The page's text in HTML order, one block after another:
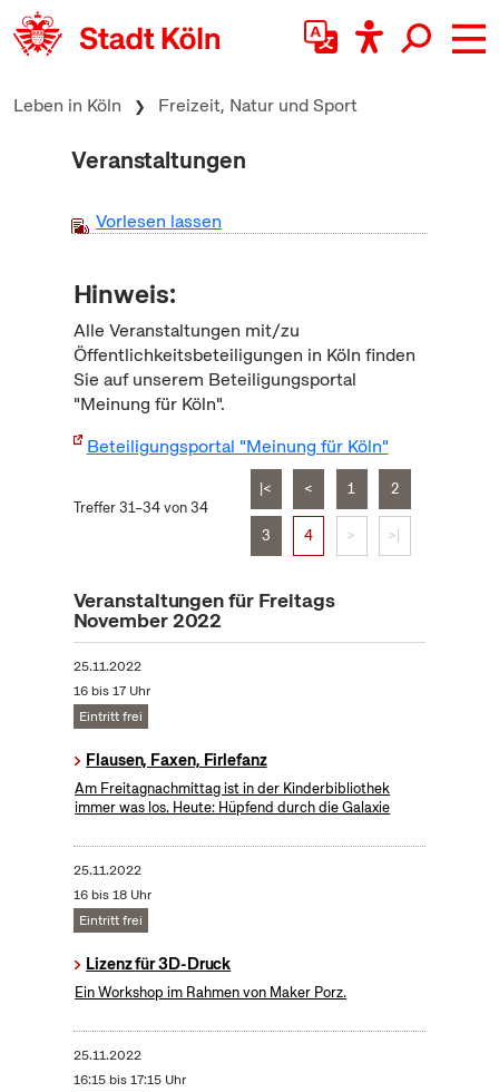
zum Inhalt springen
Leben in Köln Freizeit, Natur und Sport
Veranstaltungen
Vorlesen lassen
Hinweis:
Alle Veranstaltungen mit/zu
Öffentlichkeitsbeteiligungen in Köln finden
Sie auf unserem Beteiligungsportal
"Meinung für Köln".
Beteiligungsportal "Meinung für Köln"
Treffer 31–34 von 34
|< < 1 2
3 4 > >|
Veranstaltungen für Freitags
November 2022
25.11.2022
16 bis 17 Uhr
Eintritt frei
Flausen, Faxen, Firlefanz
Am Freitagnachmittag ist in der Kinderbibliothek
immer was los. Heute: Hüpfend durch die Galaxie
25.11.2022
16 bis 18 Uhr
Eintritt frei
Lizenz für 3D-Druck
Ein Workshop im Rahmen von Maker Porz.
25.11.2022
16:15 bis 17:15 Uhr